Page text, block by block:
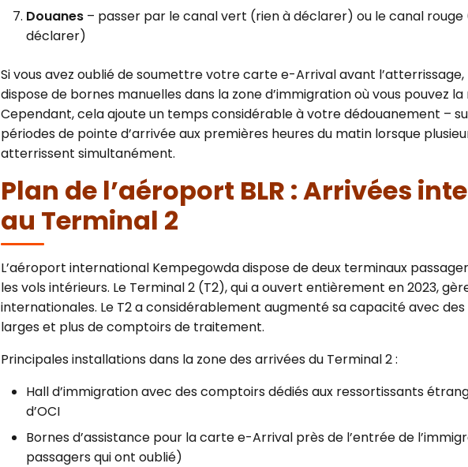
Douanes – passer par le canal vert (rien à déclarer) ou le canal
déclarer)
Si vous avez oublié de soumettre votre carte e-Arrival avant l’atterrissage,
dispose de bornes manuelles dans la zone d’immigration où vous pouvez la
Cependant, cela ajoute un temps considérable à votre dédouanement –
périodes de pointe d’arrivée aux premières heures du matin lorsque
atterrissent simultanément.
Plan de l’aéroport BLR : Arrivées
au Terminal 2
L’aéroport international Kempegowda dispose de deux terminaux
les vols intérieurs. Le Terminal 2 (T2), qui a ouvert entièrement en 2023,
internationales. Le T2 a considérablement augmenté sa capacité avec des
larges et plus de comptoirs de traitement.
Principales installations dans la zone des arrivées du Terminal 2 :
Hall d’immigration avec des comptoirs dédiés aux ressortissants
d’OCI
Bornes d’assistance pour la carte e-Arrival près de l’entrée de
passagers qui ont oublié)